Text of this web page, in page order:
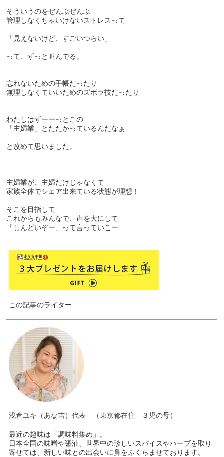
そういうのをぜんぶぜんぶ
管理しなくちゃいけないストレスって
「見えないけど、すごいつらい」
って、ずっと叫んでる。
忘れないための手帳だったり
無理しなくていいためのズボラ技だったり
わたしはずーーっとこの
「主婦業」とたたかっているんだなぁ
と改めて思いました。
主婦業が、主婦だけじゃなくて
家族全体でシェア出来ている状態が理想！
そこを目指して
これからもみんなで、声を大にして
「しんどいぞー」って言っていこー
この記事のライター
浅倉ユキ（あな吉）代表 （東京都在住 ３児の母）
最近の趣味は「調味料集め」。
日本全国の味噌や醤油、世界中の珍しいスパイスやハーブを取り
寄せては、新しい味との出会いに鼻をふくらませております。